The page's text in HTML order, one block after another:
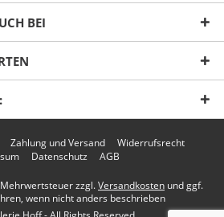
Felder sind Pflichtfelder.
BEI
Zahlung und Versand
Widerrufsrecht
Datenschutz AGB
zzgl.Versandkosten und ggf.
wenn nicht anders beschrieben